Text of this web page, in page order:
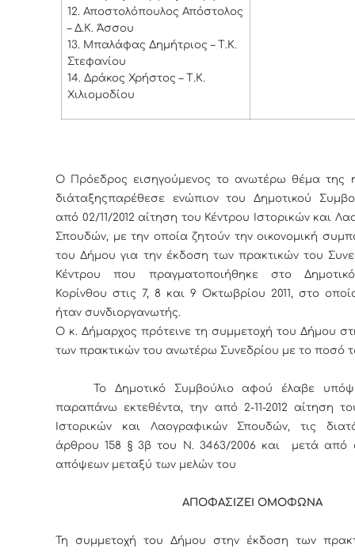
12.Αποστολόπουλος Απόστολος
– Δ.Κ. Άσσου
13. Μπαλάφας Δημήτριος – Τ.Κ.
Στεφανίου
14.Δράκος Χρήστος – Τ.Κ.
Χιλιομοδίου
Ο Πρόεδρος εισηγούμενος το ανωτέρω θέμα της
διάταξηςπαρέθεσε ενώπιον του Δημοτικού
από 02/11/2012 αίτηση του Κέντρου Ιστορικών και
Σπουδών, με την οποία ζητούν την οικονομική
του Δήμου για την έκδοση των πρακτικών του
Κέντρου που πραγματοποιήθηκε στο
Κορίνθου στις 7, 8 και 9 Οκτωβρίου 2011, στο
ήταν συνδιοργανωτής.
Ο κ. Δήμαρχος πρότεινε τη συμμετοχή του Δήμου
των πρακτικών του ανωτέρω Συνεδρίου με το ποσό
Το Δημοτικό Συμβούλιο αφού έλαβε
παραπάνω εκτεθέντα, την από 2-11-2012 αίτηση
Ιστορικών και Λαογραφικών Σπουδών, τις
άρθρου 158 § 3β του Ν. 3463/2006 και μετά από
απόψεων μεταξύ των μελών του
ΑΠΟΦΑΣΙΖΕΙ ΟΜΟΦΩΝΑ
Τη συμμετοχή του Δήμου στην έκδοση των